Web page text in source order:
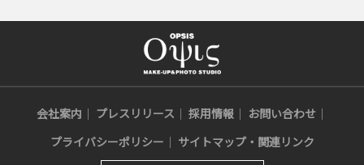
会社案内 プレスリリース 採用情報
お問い合わせ
プライバシーポリシー
サイトマップ・関連リンク